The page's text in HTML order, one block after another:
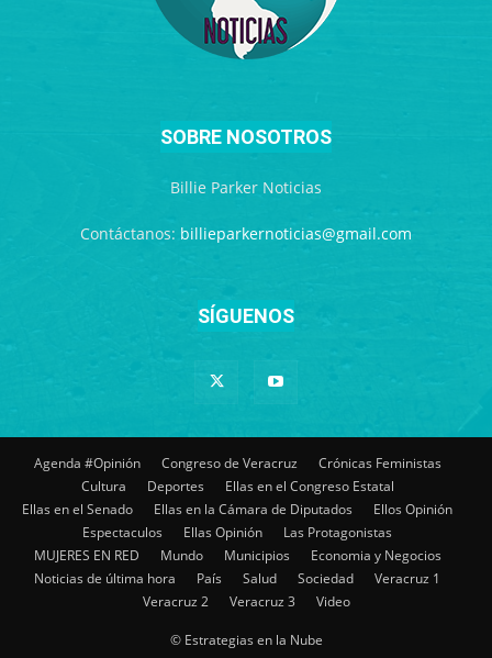
SOBRE NOSOTROS
Billie Parker Noticias
Contáctanos: billieparkernoticias@gmail.com
SÍGUENOS
Agenda #Opinión Congreso de Veracruz
Crónicas Feministas
Cultura
Deportes
Ellas en el Congreso Estatal
Ellas en el Senado
Ellas en la Cámara de Diputados
Ellos Opinión
Espectaculos
Ellas Opinión
Las Protagonistas
MUJERES EN RED
Mundo Municipios
Economia y Negocios
Noticias de última hora
País Salud Sociedad
Veracruz 1
Veracruz 2
Veracruz 3 Video
© Estrategias en la Nube